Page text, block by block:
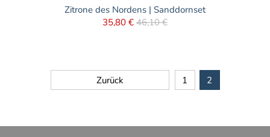
Zitrone des Nordens | Sanddornset
35,80 € 46,10 €
Zurück 1 2